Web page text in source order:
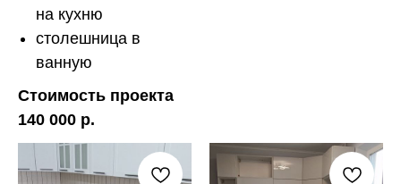
на кухню
столешница в
ванную
Стоимость проекта
140 000 р.